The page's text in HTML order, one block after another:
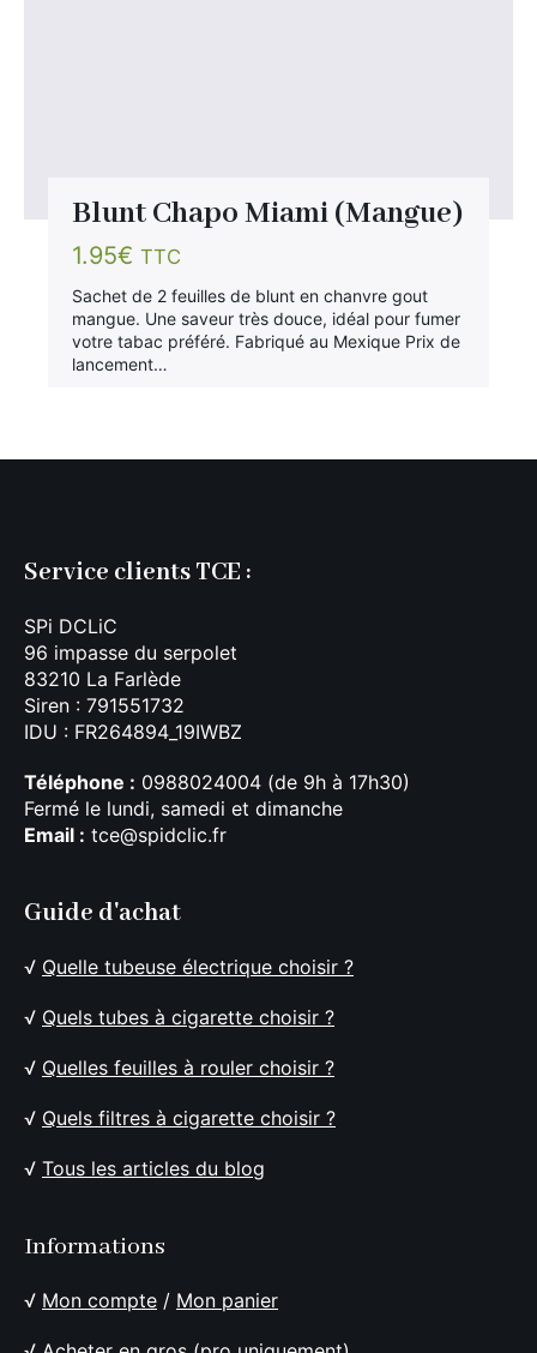
Blunt Chapo Miami (Mangue)
1.95€ TTC
Sachet de 2 feuilles de blunt en chanvre gout
mangue. Une saveur très douce, idéal pour fumer
votre tabac préféré. Fabriqué au Mexique Prix de
lancement…
Service clients TCE :
SPi DCLiC
96 impasse du serpolet
83210 La Farlède
Siren : 791551732
IDU : FR264894_19IWBZ
Téléphone : 0988024004 (de 9h à 17h30)
Fermé le lundi, samedi et dimanche
Email : tce@spidclic.fr
Guide d'achat
√ Quelle tubeuse électrique choisir ?
√ Quels tubes à cigarette choisir ?
√ Quelles feuilles à rouler choisir ?
√ Quels filtres à cigarette choisir ?
√ Tous les articles du blog
Informations
√ Mon compte / Mon panier